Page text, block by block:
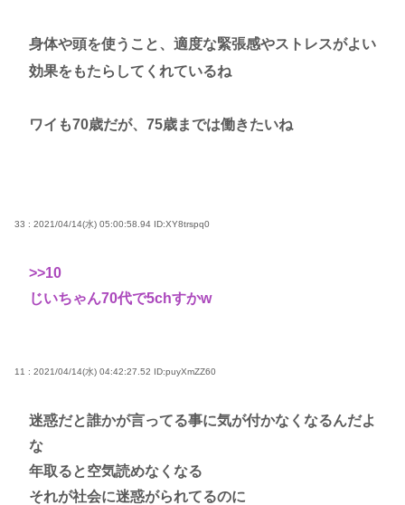
身体や頭を使うこと、適度な緊張感やストレスがよい
効果をもたらしてくれているね
ワイも70歳だが、75歳までは働きたいね
33 : 2021/04/14(水) 05:00:58.94 ID:XY8trspq0
>>10
じいちゃん70代で5chすかw
11 : 2021/04/14(水) 04:42:27.52 ID:puyXmZZ60
迷惑だと誰かが言ってる事に気が付かなくなるんだよ
な
年取ると空気読めなくなる
それが社会に迷惑がられてるのに